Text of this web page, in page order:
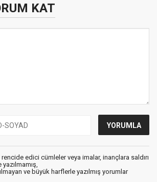
KAT
edici cümleler veya imalar, inançlara saldırı
ve büyük harflerle yazılmış yorumlar